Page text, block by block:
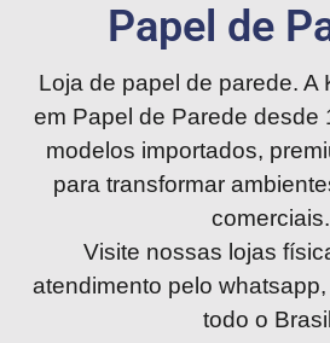
Papel de
Loja de papel de parede. A
em Papel de Parede desde
modelos importados,
para transformar
comerciais.
Visite nossas lojas
atendimento pelo
todo o